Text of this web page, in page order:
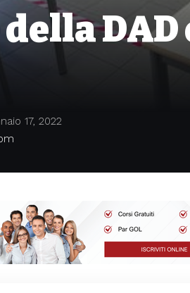
17, 2022